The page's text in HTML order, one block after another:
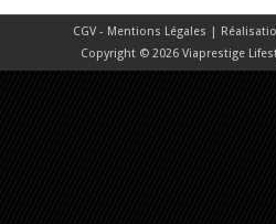
CGV - Mentions Légales |
Copyright © 2026 Viaprestige